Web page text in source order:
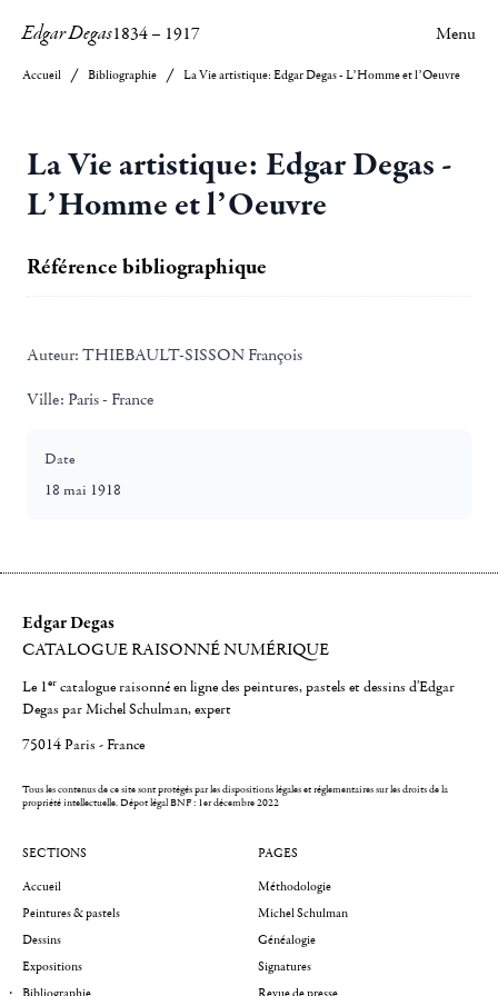
Edgar Degas1834– 1917 Menu
Accueil Bibliographie La Vie artistique: Edgar Degas - L’Homme et l’Oeuvre
La Vie artistique: Edgar Degas -
L’Homme et l’Oeuvre
Référence bibliographique
Auteur: THIEBAULT-SISSON François
Ville: Paris - France
Date
18 mai 1918
Edgar Degas
CATALOGUE RAISONNÉ NUMÉRIQUE
Le 1er catalogue raisonné en ligne des peintures, pastels et dessins d'Edgar
Degas par Michel Schulman, expert
75014 Paris - France
Tous les contenus de ce site sont protégés par les dispositions légales et réglementaires sur les droits de la
propriété intellectuelle.Dépot légal BNF : 1er décembre 2022
SECTIONS
Accueil
Peintures & pastels
Dessins
Expositions
PAGES
Méthodologie
Michel Schulman
Généalogie
Signatures